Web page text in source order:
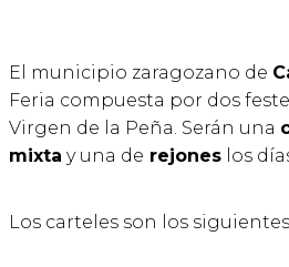
El municipio zaragozano de
Feria compuesta por dos
Virgen de la Peña. Serán una
mixta y una de rejones los
Los carteles son los